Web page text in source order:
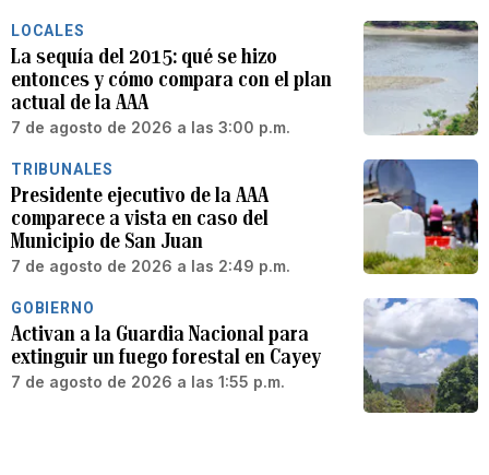
LOCALES
La sequía del 2015: qué se hizo
entonces y cómo compara con el plan
actual de la AAA
7 de agosto de 2026 a las 3:00 p.m.
TRIBUNALES
Presidente ejecutivo de la AAA
comparece a vista en caso del
Municipio de San Juan
7 de agosto de 2026 a las 2:49 p.m.
GOBIERNO
Activan a la Guardia Nacional para
extinguir un fuego forestal en Cayey
7 de agosto de 2026 a las 1:55 p.m.